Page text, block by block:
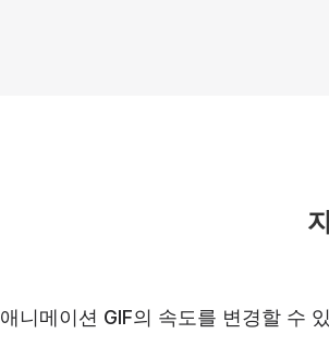
애니메이션 GIF의 속도를 변경할 수